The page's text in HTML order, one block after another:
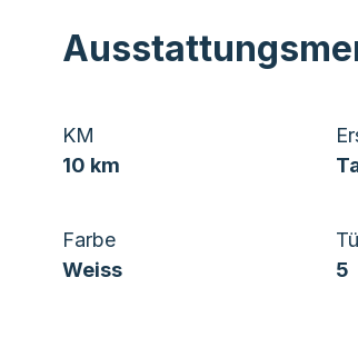
KM
10 km
Farbe
Weiss
5